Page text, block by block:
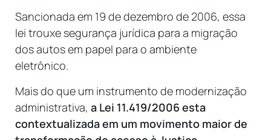
Sancionada em 19 de dezembro de 2006, essa
lei trouxe segurança jurídica para a migração
dos autos em papel para o ambiente
eletrônico.
Mais do que um instrumento de modernização
administrativa, a Lei 11.419/2006 esta
contextualizada em um movimento maior de